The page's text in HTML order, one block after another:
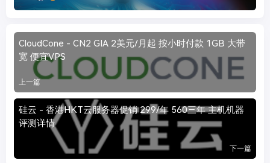
CloudCone - CN2 GIA 2美元/月起 按小时付款 1GB 大带
宽 便宜VPS
上一篇
硅云 - 香港HKT云服务器促销 299/年 560三年 主机机器
评测详情
下一篇